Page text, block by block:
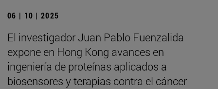
06 | 10 | 2025
El investigador Juan Pablo Fuenzalida
expone en Hong Kong avances en
ingeniería de proteínas aplicados a
biosensores y terapias contra el cáncer